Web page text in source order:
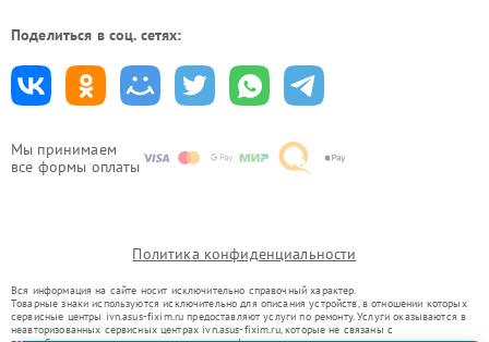
Мы принимаем
все формы оплаты
Поделиться в соц. сетях:
Политика конфиденциальности
Вся информация на сайте носит исключительно справочный характер.
Товарные знаки используются исключительно для описания устройств, в отношении которых
сервисные центры ivn.asus-fixim.ru предоставляют услуги по ремонту. Услуги оказываются в
неавторизованных сервисных центрах ivn.asus-fixim.ru, которые не связаны с